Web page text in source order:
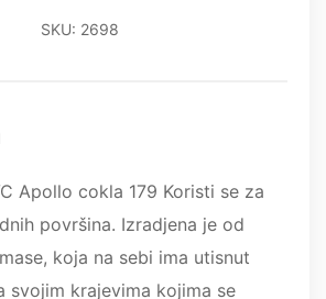
SKU: 2698
Apollo cokla 179 Koristi se za
površina. Izradjena je od
koja na sebi ima utisnut
svojim krajevima kojima se